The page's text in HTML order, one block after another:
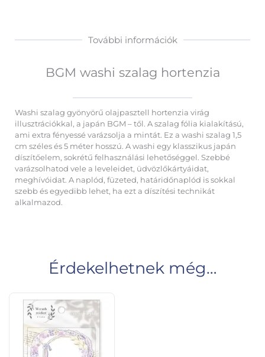
További információk
BGM washi szalag hortenzia
Washi szalag gyönyörű olajpasztell hortenzia virág
illusztrációkkal, a japán BGM – től. A szalag fólia kialakítású,
ami extra fényessé varázsolja a mintát. Ez a washi szalag 1,5
cm széles és 5 méter hosszú. A washi egy klasszikus japán
díszítőelem, sokrétű felhasználási lehetőséggel. Szebbé
varázsolhatod vele a leveleidet, üdvözlőkártyáidat,
meghívóidat. A naplód, füzeted, határidőnaplód is sokkal
szebb és egyedibb lehet, ha ezt a díszítési technikát
alkalmazod.
Érdekelhetnek még…